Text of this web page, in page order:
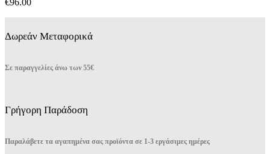
€96.00
Δωρεάν Μεταφορικά
Σε παραγγελίες άνω των 55€
Γρήγορη Παράδοση
Παραλάβετε τα αγαπημένα σας προϊόντα σε 1-3 εργάσιμες ημέρες